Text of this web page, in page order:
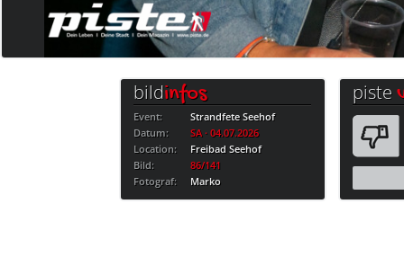
bildinfos
Event:
Strandfete Seehof
Datum:
SA · 04.07.2026
Location:
Freibad Seehof
Bild:
86/141
Fotograf:
Marko
piste